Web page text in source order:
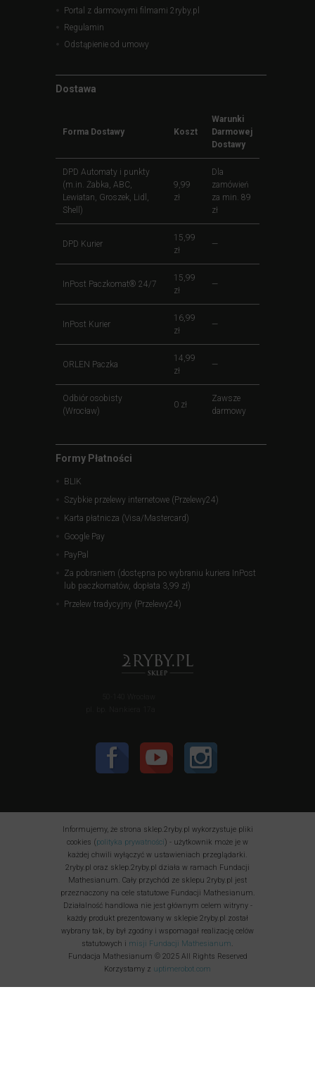
Portal z darmowymi filmami 2ryby.pl
Regulamin
Odstąpienie od umowy
Dostawa
Forma Dostawy Koszt
Warunki
Darmowej
Dostawy
DPD Automaty i punkty
(m.in. Żabka, ABC,
Lewiatan, Groszek, Lidl,
Shell)
9,99
zł
Dla
zamówień
za min. 89
zł
DPD Kurier
15,99
zł
—
InPost Paczkomat® 24/7
15,99
zł
—
InPost Kurier
16,99
zł
—
ORLEN Paczka
14,99
zł
—
Odbiór osobisty
(Wrocław)
0 zł
Zawsze
darmowy
Formy Płatności
BLIK
Szybkie przelewy internetowe (Przelewy24)
Karta płatnicza (Visa/Mastercard)
Google Pay
PayPal
Za pobraniem (dostępna po wybraniu kuriera InPost
lub paczkomatów, dopłata 3,99 zł)
Przelew tradycyjny (Przelewy24)
Informujemy, że strona sklep.2ryby.pl wykorzystuje pliki
cookies (polityka prywatności) - użytkownik może je w
każdej chwili wyłączyć w ustawieniach przeglądarki.
2ryby.pl oraz sklep.2ryby.pl działa w ramach Fundacji
Mathesianum. Cały przychód ze sklepu 2ryby.pl jest
przeznaczony na cele statutowe Fundacji Mathesianum.
Działalność handlowa nie jest głównym celem witryny -
każdy produkt prezentowany w sklepie 2ryby.pl został
wybrany tak, by był zgodny i wspomagał realizację celów
statutowych i misji Fundacji Mathesianum.
Fundacja Mathesianum © 2025 All Rights Reserved
Korzystamy z uptimerobot.com